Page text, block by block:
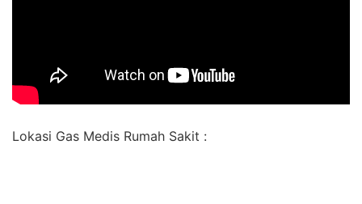
Lokasi Gas Medis Rumah Sakit :